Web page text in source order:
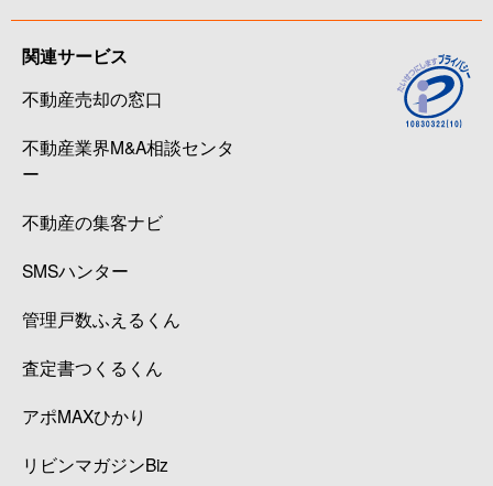
関連サービス
不動産売却の窓口
不動産業界M&A相談センタ
ー
不動産の集客ナビ
SMSハンター
管理戸数ふえるくん
査定書つくるくん
アポMAXひかり
リビンマガジンBiz